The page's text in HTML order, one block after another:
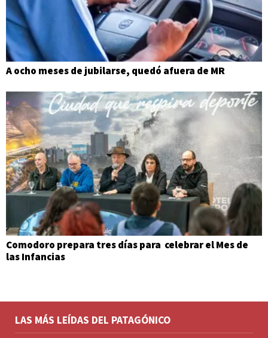
A ocho meses de jubilarse, quedó afuera de MR
Comodoro prepara tres días para celebrar el Mes de
las Infancias
LAS MÁS LEÍDAS DEL PATAGÓNICO